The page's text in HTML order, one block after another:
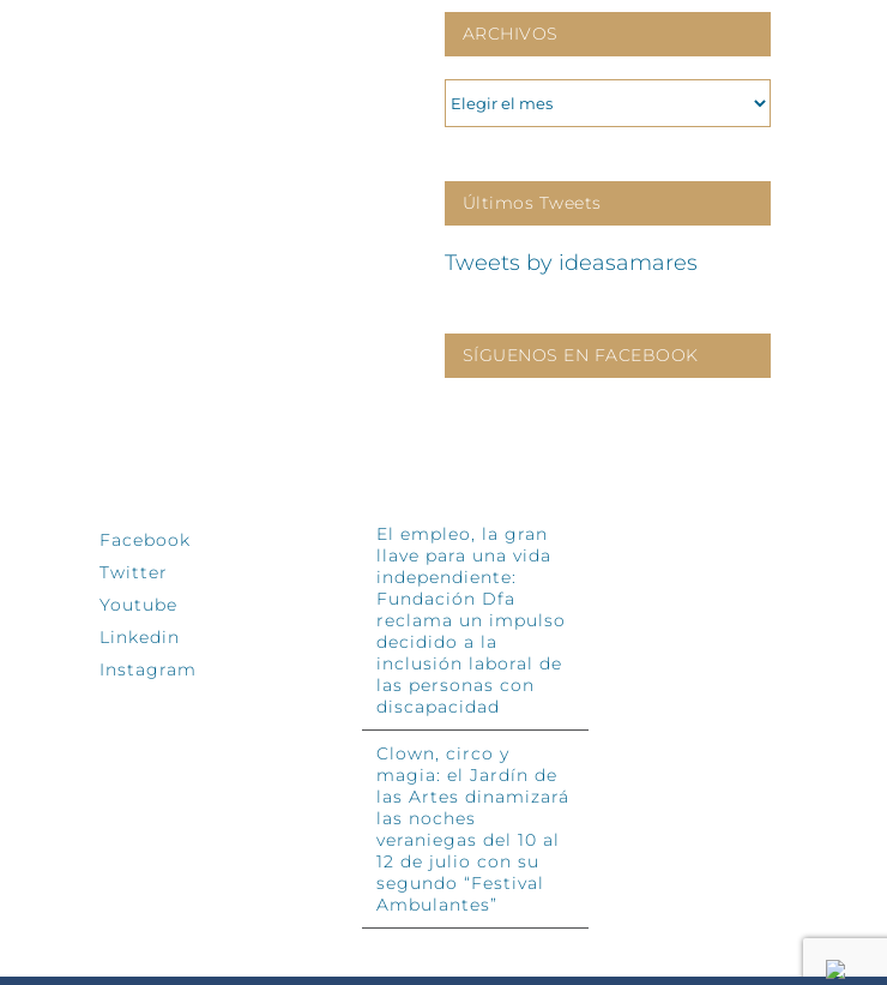
ARCHIVOS
ARCHIVOS
Últimos Tweets
Tweets by ideasamares
SÍGUENOS EN FACEBOOK
Facebook
Twitter
Youtube
Linkedin
Instagram
El empleo, la gran
llave para una vida
independiente:
Fundación Dfa
reclama un impulso
decidido a la
inclusión laboral de
las personas con
discapacidad
Clown, circo y
magia: el Jardín de
las Artes dinamizará
las noches
veraniegas del 10 al
12 de julio con su
segundo “Festival
Ambulantes”